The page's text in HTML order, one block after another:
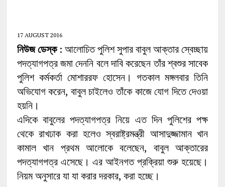
17 AUGUST 2016
নিউজ ডেস্ক: আলোচিত পুলিশ সুপার বাবুল আক্তার স্বেচ্ছায়
পদত্যাগপত্র জমা দেননি বলে দাবি করেছেন তাঁর শ্বশুর সাবেক
পুলিশ কর্মকর্তা মোশাররফ হোসেন। গতকাল মঙ্গলবার তিনি
অভিযোগ করেন, বাবুল চাইলেও তাঁকে কাজে যোগ দিতে দেওয়া
হয়নি।
এদিকে বাবুলের পদত্যাগপত্র নিয়ে এত দিন পুলিশের পক্ষ
থেকে রাখঢাক করা হলেও স্বরাষ্ট্রমন্ত্রী আসাদুজ্জামান খান
কামাল খান প্রথম আলোকে বলেছেন, বাবুল আক্তারের
পদত্যাগপত্র এসেছে। এর আইনগত প্রক্রিয়া শুরু হয়েছে।
নিয়ম অনুসারে যা যা করার দরকার, করা হচ্ছে।